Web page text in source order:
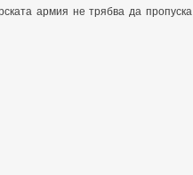
армия не трябва да пропуска